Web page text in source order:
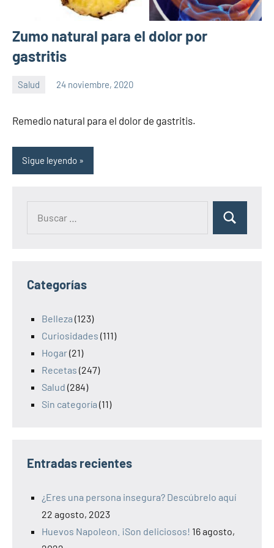
Zumo natural para el dolor por
gastritis
Salud 24 noviembre, 2020
la
comentarios
Remedio natural para el dolor de gastritis.
Sigue leyendo
Categorías
Belleza (123)
Curiosidades (111)
Hogar(21)
Recetas (247)
Salud (284)
Sin categoría (11)
Entradas recientes
¿Eres una persona insegura? Descúbrelo aquí
22 agosto, 2023
Huevos Napoleon. ¡Son deliciosos! 16 agosto,